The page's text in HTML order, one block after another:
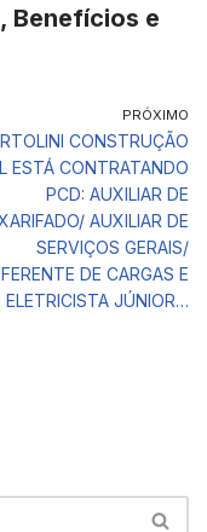
Benefícios e
PRÓXIMO
CONSTRUÇÃO
ESTÁ CONTRATANDO
PCD: AUXILIAR DE
AUXILIAR DE
SERVIÇOS GERAIS/
DE CARGAS E
ELETRICISTA JÚNIOR…